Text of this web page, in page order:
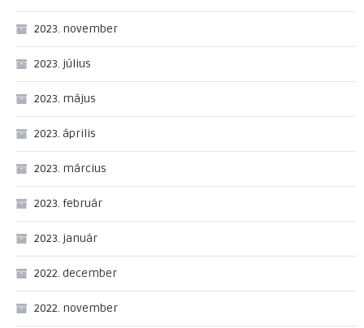
2023. november
2023. július
2023. május
2023. április
2023. március
2023. február
2023. január
2022. december
2022. november